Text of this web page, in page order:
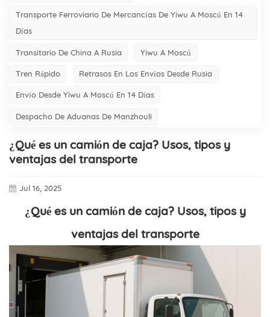
Transporte Ferroviario De Mercancías De Yiwu A Moscú En 14
Días
Transitario De China A Rusia Yiwu A Moscú
Tren Rápido Retrasos En Los Envíos Desde Rusia
Envío Desde Yiwu A Moscú En 14 Días
Despacho De Aduanas De Manzhouli
¿Qué es un camión de caja? Usos, tipos y
ventajas del transporte
Jul 16, 2025
¿Qué es un camión de caja? Usos, tipos y
ventajas del transporte